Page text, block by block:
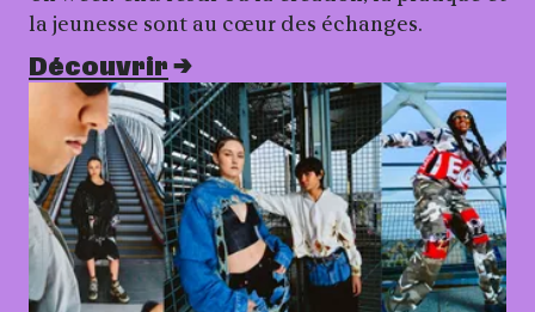
la jeunesse sont au cœur des échanges.
Découvrir